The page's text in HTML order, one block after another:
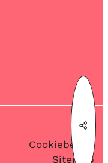
Cookiebeleid
Sitemap